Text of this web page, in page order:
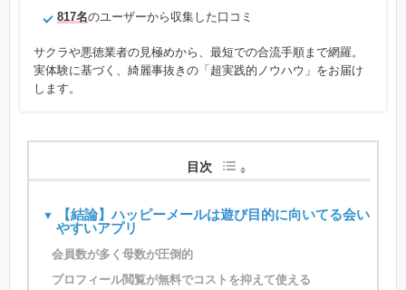
817名のユーザーから収集した口コミ
サクラや悪徳業者の見極めから、最短での合流手順まで網羅。
実体験に基づく、綺麗事抜きの「超実践的ノウハウ」をお届け
します。
目次
【結論】ハッピーメールは遊び目的に向いてる会い
やすいアプリ
会員数が多く母数が圧倒的
プロフィール閲覧が無料でコストを抑えて使える